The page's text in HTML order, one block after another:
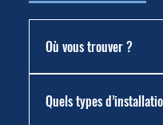
Où vous trouver ?
02600 Villers-
Quels types